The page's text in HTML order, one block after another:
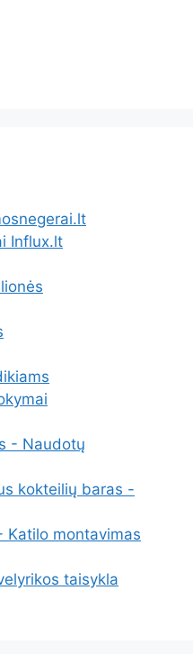
Influx.lt
- Naudotų
kokteilių baras -
Katilo montavimas
taisykla